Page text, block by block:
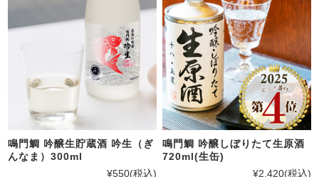
鳴門鯛 吟醸生貯蔵酒 吟生（ぎ
んなま）300ml
¥550(税込)
鳴門鯛 吟醸しぼりたて生原酒
720ml(生缶)
¥2,420(税込)